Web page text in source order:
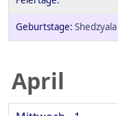
Shedzyala
April